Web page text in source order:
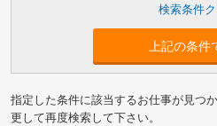
小カテゴリーで絞り込み
上記の条件
指定した条件に該当するお仕事が見つ
更して再度検索して下さい。